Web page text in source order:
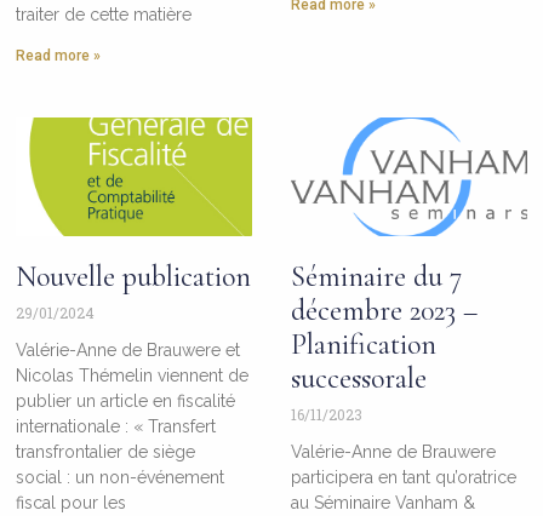
traiter de cette matière
Read more »
Read more »
Nouvelle publication
29/01/2024
Valérie-Anne de Brauwere et
Nicolas Thémelin viennent de
publier un article en fiscalité
internationale : « Transfert
transfrontalier de siège
social : un non-événement
fiscal pour les
Séminaire du 7
décembre 2023 –
Planification
successorale
16/11/2023
Valérie-Anne de Brauwere
participera en tant qu’oratrice
au Séminaire Vanham &